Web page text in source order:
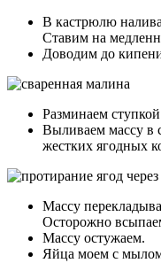
В кастрюлю
Ставим на
Доводим до
Разминаем
Выливаем массу в
жестких ягодных
Массу
Осторожно
Массу остужаем.
Яйца моем с